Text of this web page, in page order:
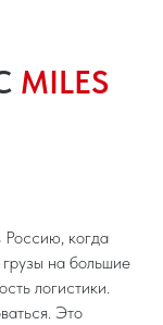
MILES
когда
на большие
логистики.
Это